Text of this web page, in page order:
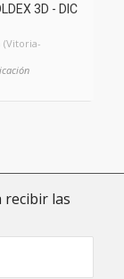
3D - DIC
(Vitoria-
las